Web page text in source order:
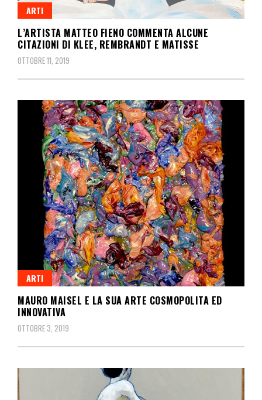
ARTI
L’ARTISTA MATTEO FIENO COMMENTA ALCUNE
CITAZIONI DI KLEE, REMBRANDT E MATISSE
OTTOBRE 11, 2019
ARTI
MAURO MAISEL E LA SUA ARTE COSMOPOLITA ED
INNOVATIVA
OTTOBRE 3, 2019